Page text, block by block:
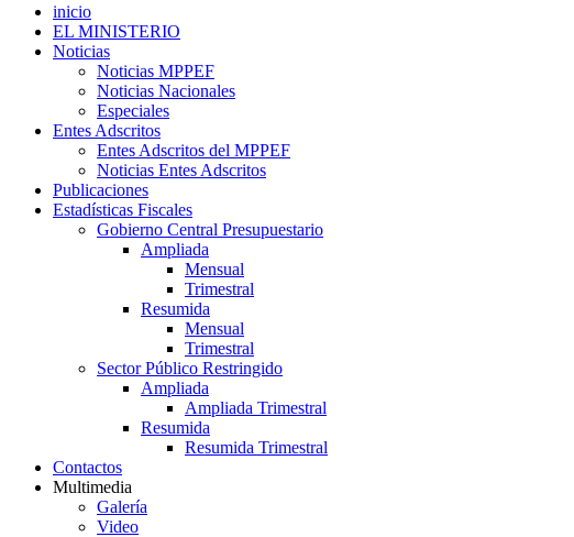
inicio
EL MINISTERIO
Noticias
Noticias MPPEF
Noticias Nacionales
Especiales
Entes Adscritos
Entes Adscritos del MPPEF
Noticias Entes Adscritos
Publicaciones
Estadísticas Fiscales
Gobierno Central Presupuestario
Ampliada
Mensual
Trimestral
Resumida
Mensual
Trimestral
Sector Público Restringido
Ampliada
Ampliada Trimestral
Resumida
Resumida Trimestral
Contactos
Multimedia
Galería
Video